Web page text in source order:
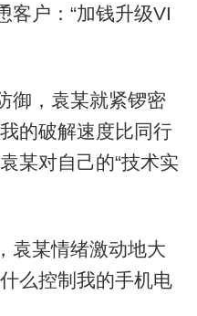
客户：“加钱升级VI
，袁某就紧锣密
的破解速度比同行
某对自己的“技术实
某情绪激动地大
么控制我的手机电